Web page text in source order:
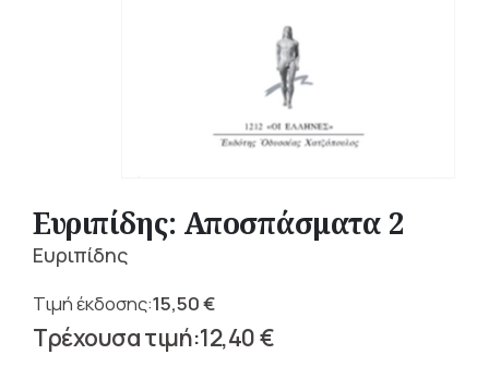
Ευριπίδης: Αποσπάσματα 2
Ευριπίδης
15,50€
Original
price 12,40€